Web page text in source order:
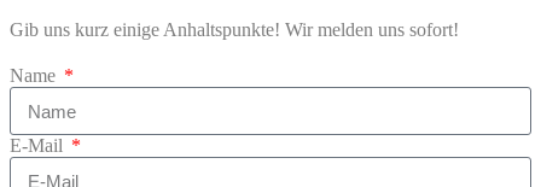
Gib uns kurz einige Anhaltspunkte! Wir melden uns sofort!
Name
E-Mail